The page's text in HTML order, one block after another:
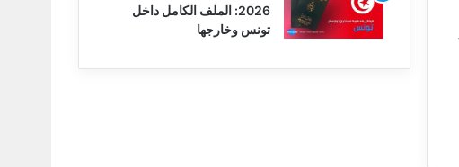
2026: الملف الكامل داخل
تونس وخارجها